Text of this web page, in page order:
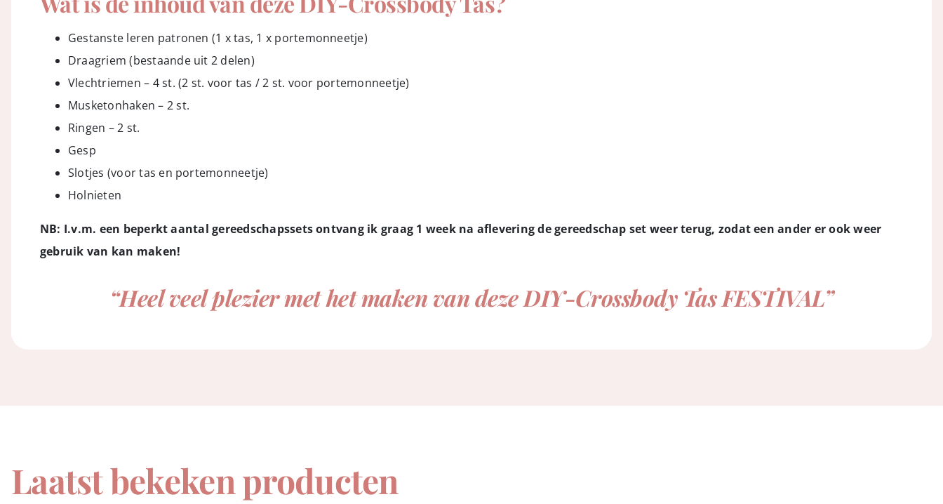
Gestanste leren patronen (1 x tas, 1 x portemonneetje)
Draagriem (bestaande uit 2 delen)
Vlechtriemen – 4 st. (2 st. voor tas / 2 st. voor portemonneetje)
Musketonhaken – 2 st.
Ringen – 2 st.
Gesp
Slotjes (voor tas en portemonneetje)
Holnieten
NB: I.v.m. een beperkt aantal gereedschapssets ontvang ik graag 1 week na aflevering de gereedschap set weer terug, zodat een ander er ook weer
gebruik van kan maken!
“Heel veel plezier met het maken van deze DIY-Crossbody Tas FESTIVAL”
Laatst bekeken producten